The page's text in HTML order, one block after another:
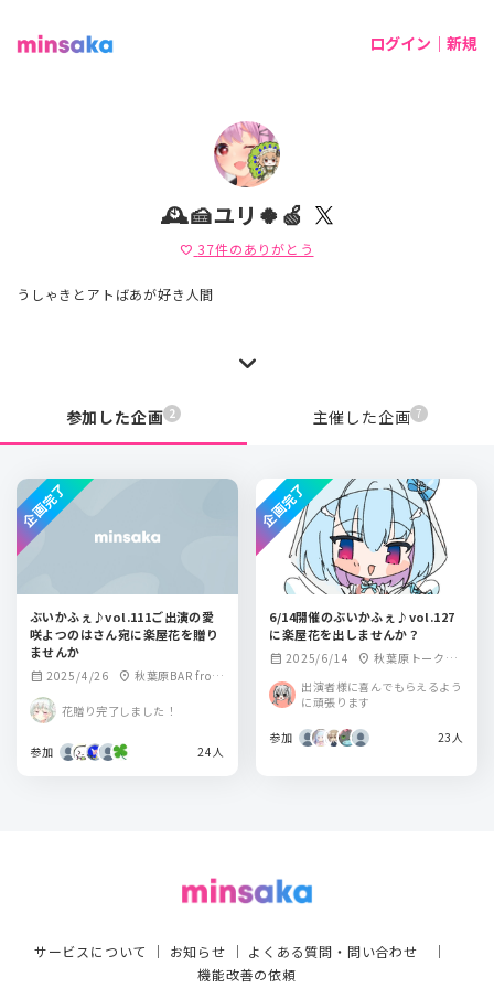
ログイン｜新規
🕰🍰ユリ🍀🍏
favorite 37件のありがとう
うしゃきとアトばあが好き人間
参加した企画 2 主催した企画 7
ぶいかふぇ♪vol.111ご出演の愛
咲よつのはさん宛に楽屋花を贈り
ませんか
calendar_month 2025/4/26 location_on 秋葉原BAR from
花贈り完了しました！
参加 24人
企画完了
6/14開催のぶいかふぇ♪vol.127
に楽屋花を出しませんか？
calendar_month 2025/6/14 location_on 秋葉原トークラ
tch
出演者様に喜んでもらえるよう
に頑張ります
参加 23人
企画完了
サービスについて ｜ お知らせ ｜ よくある質問・問い合わせ ｜
機能改善の依頼